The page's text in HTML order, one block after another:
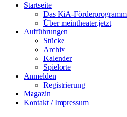
Startseite
Das KiA-Förderprogramm
Über meintheater.jetzt
Aufführungen
Stücke
Archiv
Kalender
Spielorte
Anmelden
Registrierung
Magazin
Kontakt / Impressum